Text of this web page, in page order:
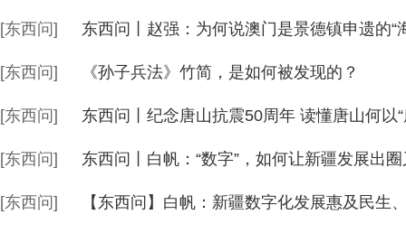
[东西问] 东西问丨赵强：为何说澳门是景德镇申遗的“
[东西问] 《孙子兵法》竹简，是如何被发现的？
[东西问] 东西问丨纪念唐山抗震50周年 读懂唐山何以“
[东西问] 东西问丨白帆：“数字”，如何让新疆发展出
[东西问] 【东西问】白帆：新疆数字化发展惠及民生